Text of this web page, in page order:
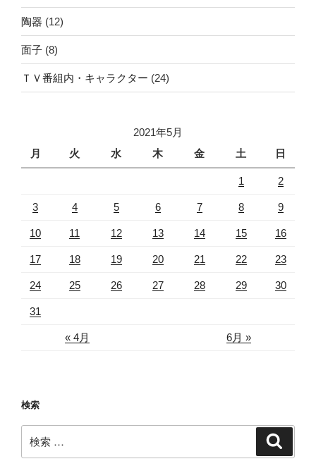
陶器 (12)
面子 (8)
ＴＶ番組内・キャラクター (24)
2021年5月
月
火 水 木 金 土 日
« 4月 6月 »
1 2
3 4 5 6 7 8 9
10 11 12 13 14 15 16
17 18 19 20 21 22 23
24 25 26 27 28 29 30
31
検索
検
索: